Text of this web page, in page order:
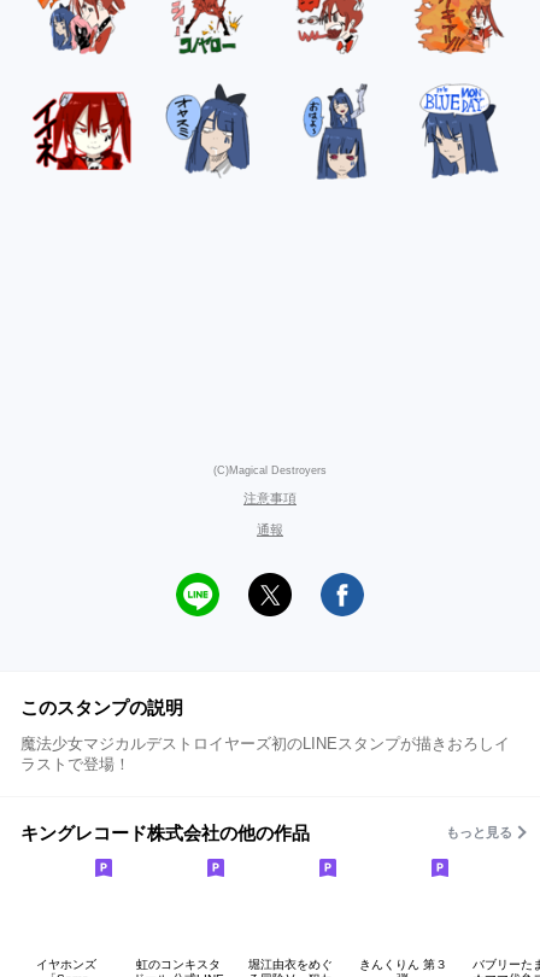
(C)Magical Destroyers
注意事項
通報
このスタンプの説明
魔法少女マジカルデストロイヤーズ初のLINEスタンプが描きおろしイ
ラストで登場！
キングレコード株式会社の他の作品 もっと見る
イヤホンズ
虹のコンキスタ
堀江由衣をめぐ
きんくりん 第３
バブリーた